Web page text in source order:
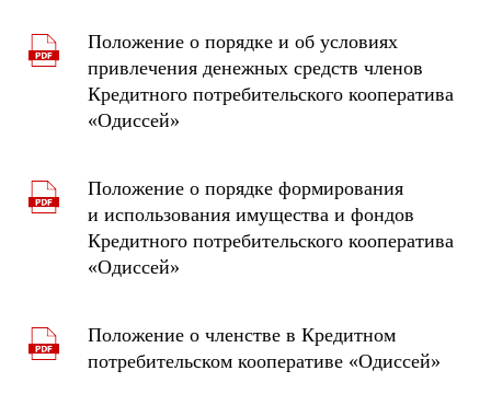
Положение о порядке и об условиях
привлечения денежных средств членов
Кредитного потребительского кооператива
«Одиссей»
Положение о порядке формирования
и использования имущества и фондов
Кредитного потребительского кооператива
«Одиссей»
Положение о членстве в Кредитном
потребительском кооперативе «Одиссей»